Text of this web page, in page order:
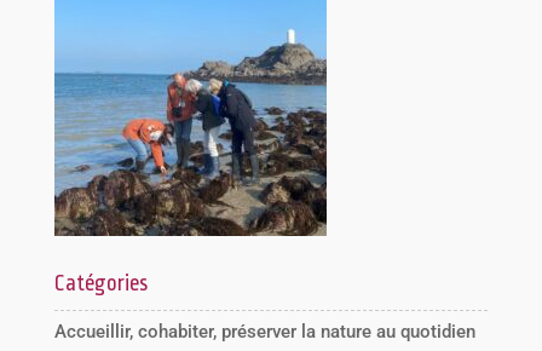
Catégories
Accueillir, cohabiter, préserver la nature au quotidien